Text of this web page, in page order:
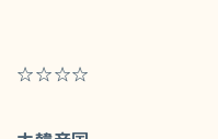
☆☆☆☆